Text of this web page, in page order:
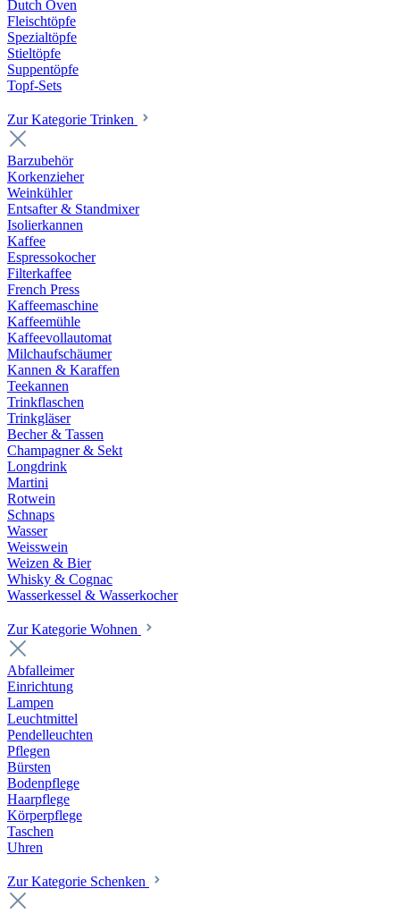
Dutch Oven
Fleischtöpfe
Spezialtöpfe
Stieltöpfe
Suppentöpfe
Topf-Sets
Zur Kategorie Trinken
Barzubehör
Korkenzieher
Weinkühler
Entsafter & Standmixer
Isolierkannen
Kaffee
Espressokocher
Filterkaffee
French Press
Kaffeemaschine
Kaffeemühle
Kaffeevollautomat
Milchaufschäumer
Kannen & Karaffen
Teekannen
Trinkflaschen
Trinkgläser
Becher & Tassen
Champagner & Sekt
Longdrink
Martini
Rotwein
Schnaps
Wasser
Weisswein
Weizen & Bier
Whisky & Cognac
Wasserkessel & Wasserkocher
Zur Kategorie Wohnen
Abfalleimer
Einrichtung
Lampen
Leuchtmittel
Pendelleuchten
Pflegen
Bürsten
Bodenpflege
Haarpflege
Körperpflege
Taschen
Uhren
Zur Kategorie Schenken